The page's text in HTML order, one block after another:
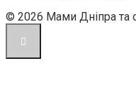
© 2026 Мами Дніпра та